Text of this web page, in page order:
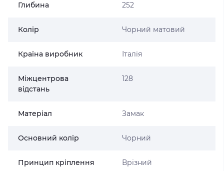
Глибина 252
Колір Чорний матовий
Країна виробник Італія
Міжцентрова
відстань
128
Матеріал Замак
Основний колір Чорний
Принцип кріплення Врізний